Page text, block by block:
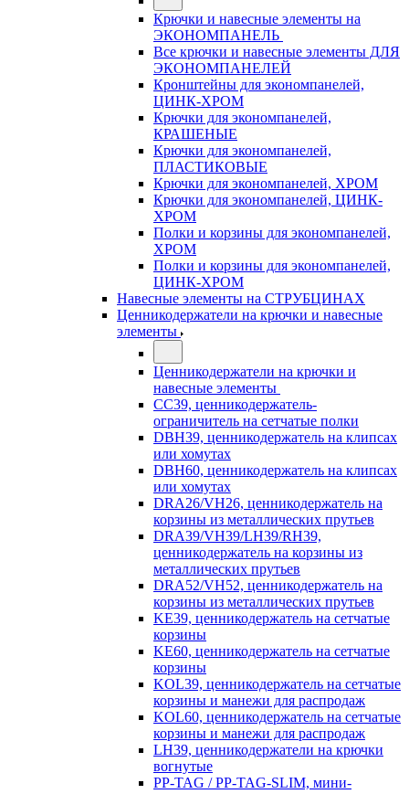
Крючки и навесные элементы на
ЭКОНОМПАНЕЛЬ
Все крючки и навесные элементы ДЛЯ
ЭКОНОМПАНЕЛЕЙ
Кронштейны для экономпанелей,
ЦИНК-ХРОМ
Крючки для экономпанелей,
КРАШЕНЫЕ
Крючки для экономпанелей,
ПЛАСТИКОВЫЕ
Крючки для экономпанелей, ХРОМ
Крючки для экономпанелей, ЦИНК-
ХРОМ
Полки и корзины для экономпанелей,
ХРОМ
Полки и корзины для экономпанелей,
ЦИНК-ХРОМ
Навесные элементы на СТРУБЦИНАХ
Ценникодержатели на крючки и навесные
элементы
Ценникодержатели на крючки и
навесные элементы
CC39, ценникодержатель-
ограничитель на сетчатые полки
DBH39, ценникодержатель на клипсах
или хомутах
DBH60, ценникодержатель на клипсах
или хомутах
DRA26/VH26, ценникодержатель на
корзины из металлических прутьев
DRA39/VH39/LH39/RH39,
ценникодержатель на корзины из
металлических прутьев
DRA52/VH52, ценникодержатель на
корзины из металлических прутьев
KE39, ценникодержатель на сетчатые
корзины
KE60, ценникодержатель на сетчатые
корзины
KOL39, ценникодержатель на сетчатые
корзины и манежи для распродаж
KOL60, ценникодержатель на сетчатые
корзины и манежи для распродаж
LH39, ценникодержатели на крючки
вогнутые
PP-TAG / PP-TAG-SLIM, мини-